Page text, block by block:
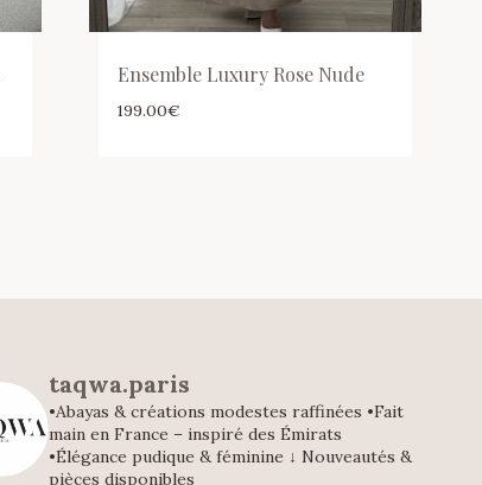
Ensemble Luxury Rose Nude
199.00€
taqwa.paris
•Abayas & créations modestes raffinées •Fait
main en France – inspiré des Émirats
•Élégance pudique & féminine ↓ Nouveautés &
pièces disponibles